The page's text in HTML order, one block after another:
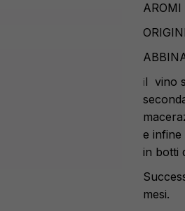
AROMI
il vino
e infine
in botti
mesi.